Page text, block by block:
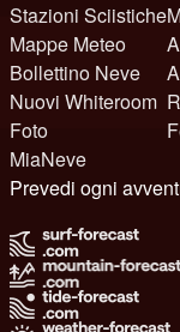
Stazioni Sciistiche
Mappe Meteo
Bollettino Neve
Nuovi Whiteroom
Foto
MiaNeve
Prevedi ogni